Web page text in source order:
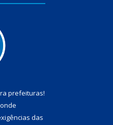
prefeituras!
das